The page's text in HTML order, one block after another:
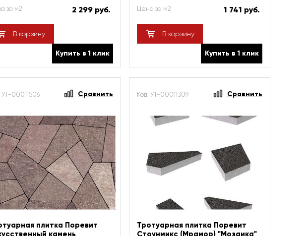
за м2 2 299 руб.
В корзину
Купить в 1 клик
Цена за м2 1 741 руб.
В корзину
Купить в 1 клик
УТ-00011506 Сравнить
плитка Поревит
камень
Код: УТ-00011309 Сравнить
Тротуарная плитка Поревит
Стоунмикс (Мрамор) "Мозаика"